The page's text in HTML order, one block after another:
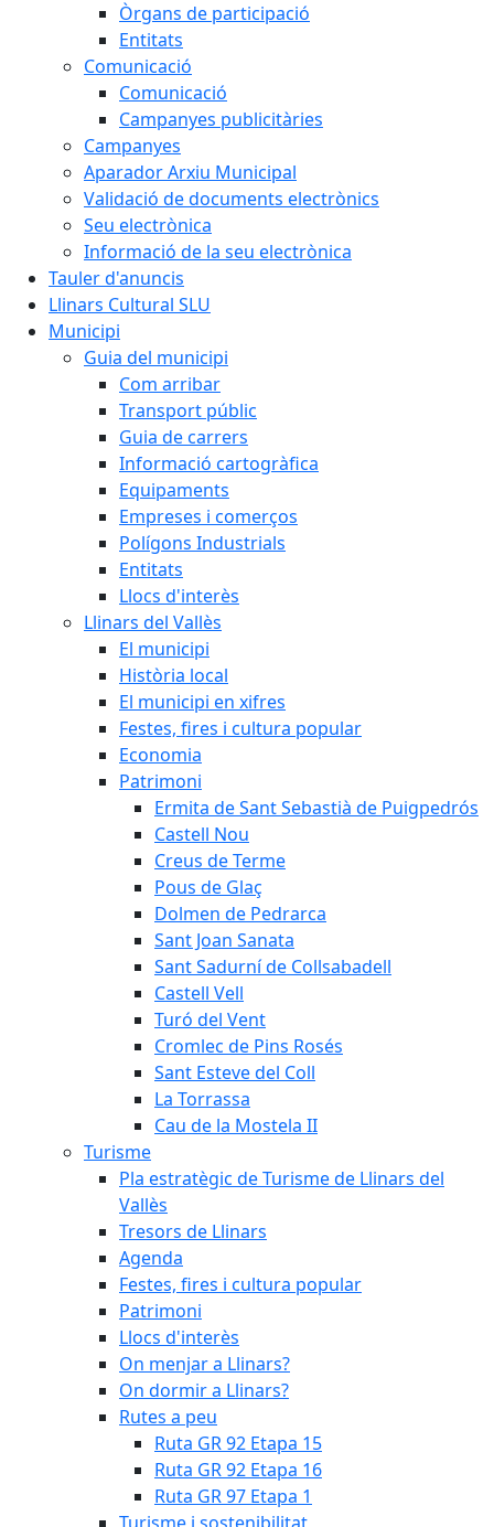
Òrgans de participació
Entitats
Comunicació
Comunicació
Campanyes publicitàries
Campanyes
Aparador Arxiu Municipal
Validació de documents electrònics
Seu electrònica
Informació de la seu electrònica
Tauler d'anuncis
Llinars Cultural SLU
Municipi
Guia del municipi
Com arribar
Transport públic
Guia de carrers
Informació cartogràfica
Equipaments
Empreses i comerços
Polígons Industrials
Entitats
Llocs d'interès
Llinars del Vallès
El municipi
Història local
El municipi en xifres
Festes, fires i cultura popular
Economia
Patrimoni
Ermita de Sant Sebastià de Puigpedrós
Castell Nou
Creus de Terme
Pous de Glaç
Dolmen de Pedrarca
Sant Joan Sanata
Sant Sadurní de Collsabadell
Castell Vell
Turó del Vent
Cromlec de Pins Rosés
Sant Esteve del Coll
La Torrassa
Cau de la Mostela II
Turisme
Pla estratègic de Turisme de Llinars del
Vallès
Tresors de Llinars
Agenda
Festes, fires i cultura popular
Patrimoni
Llocs d'interès
On menjar a Llinars?
On dormir a Llinars?
Rutes a peu
Ruta GR 92 Etapa 15
Ruta GR 92 Etapa 16
Ruta GR 97 Etapa 1